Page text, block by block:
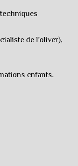
de l’oliver),
enfants.